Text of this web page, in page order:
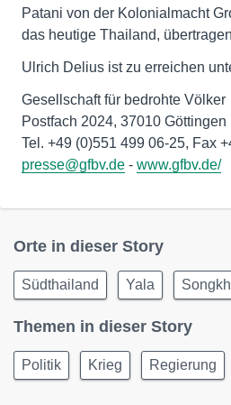
Patani von der Kolonialmacht
das heutige Thailand,
Ulrich Delius ist zu erreichen
Gesellschaft für bedrohte Völker
Postfach 2024, 37010 Göttingen
presse@gfbv.de - www.gfbv.de/
Orte in dieser Story
Südthailand Yala
Themen in dieser Story
Politik Krieg Regierung